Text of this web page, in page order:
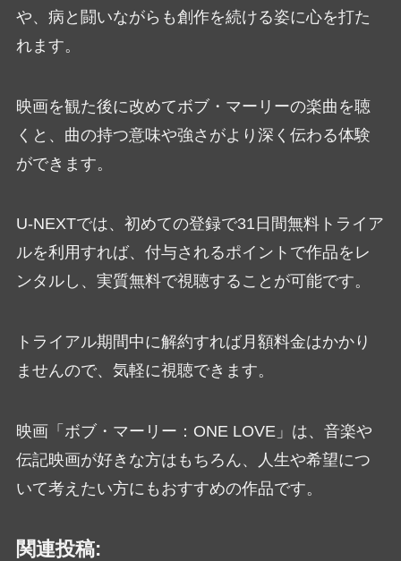
や、病と闘いながらも創作を続ける姿に心を打た
れます。
映画を観た後に改めてボブ・マーリーの楽曲を聴
くと、曲の持つ意味や強さがより深く伝わる体験
ができます。
U-NEXTでは、初めての登録で31日間無料トライア
ルを利用すれば、付与されるポイントで作品をレ
ンタルし、実質無料で視聴することが可能です。
トライアル期間中に解約すれば月額料金はかかり
ませんので、気軽に視聴できます。
映画「ボブ・マーリー：ONE LOVE」は、音楽や
伝記映画が好きな方はもちろん、人生や希望につ
いて考えたい方にもおすすめの作品です。
関連投稿: